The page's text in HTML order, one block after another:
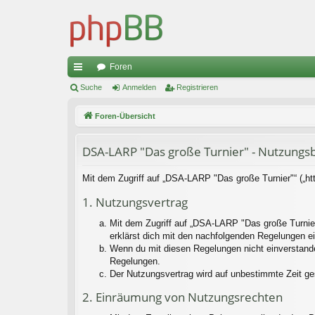
ch
Foren
Suche Anmelden Registrieren
Foren-Übersicht
DSA-LARP "Das große Turnier" -
Mit dem Zugriff auf „DSA-LARP "Das große Turnier"“
1. Nutzungsvertrag
Mit dem Zugriff auf „DSA-LARP "Das große
erklärst dich mit den nachfolgenden Regelungen
Wenn du mit diesen Regelungen nicht
Regelungen.
Der Nutzungsvertrag wird auf unbestimmte Zeit
2. Einräumung von Nutzungsrechten